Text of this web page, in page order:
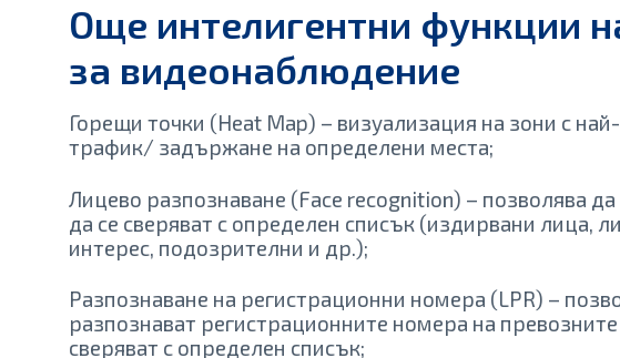
Още интелигентни функции
за видеонаблюдение
Горещи точки (Heat Map) – визуализация на зони с
трафик/ задържане на определени места;
Лицево разпознаване (Face recognition) – позволява
да се сверяват с определен списък (издирвани лица,
интерес, подозрителни и др.);
Разпознаване на регистрационни номера (LPR) –
разпознават регистрационните номера на превозните
сверяват с определен списък;